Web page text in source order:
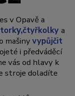
v Opavě a
y,čtyřkolkya
mašinyvypůjčit
i předváděcí
vás od hlavy k
stroje doladíte